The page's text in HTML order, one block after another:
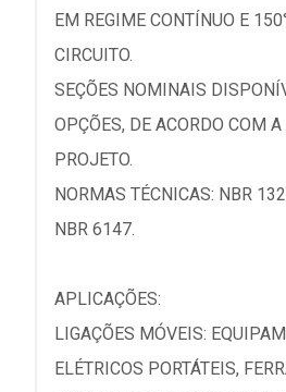
EM REGIME CONTÍNUO E
CIRCUITO.
SEÇÕES NOMINAIS
OPÇÕES, DE ACORDO COM
PROJETO.
NORMAS TÉCNICAS: NBR
NBR 6147.
APLICAÇÕES:
LIGAÇÕES MÓVEIS:
ELÉTRICOS PORTÁTEIS,